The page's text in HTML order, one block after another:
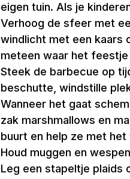
eigen tuin. Als je
Verhoog de sfeer met
windlicht met een kaars
meteen waar het
Steek de barbecue op
beschutte, windstille
Wanneer het gaat
zak marshmallows en
buurt en help ze met
Houd muggen en
Leg een stapeltje plaids